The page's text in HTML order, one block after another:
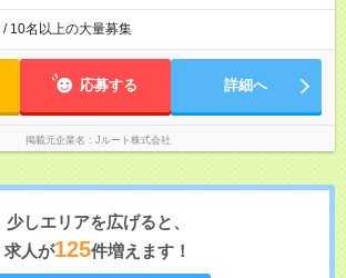
※週5日勤務（場所次第では週4も有り） ※配達状況に
外での勤務可能性有り ※案件により多少の前後あり
/ 10名以上の大量募集
応募する 詳細へ
掲載元企業名 Jルート株式会社
少しエリアを広げると、
求人が125件増えます！